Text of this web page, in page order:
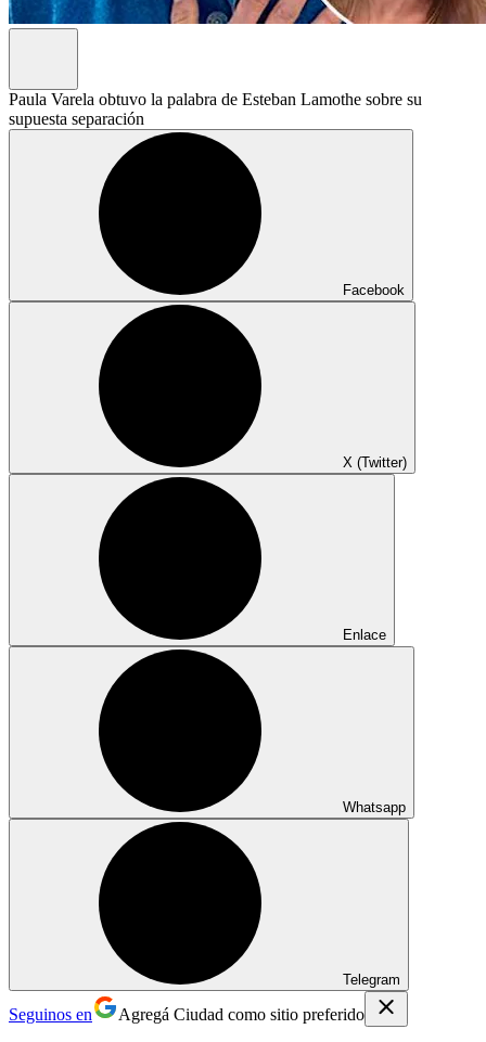
Paula Varela obtuvo la palabra de Esteban Lamothe sobre su
supuesta separación
Facebook
X (Twitter)
Enlace
Whatsapp
Telegram
Seguinos en Agregá Ciudad como sitio preferido